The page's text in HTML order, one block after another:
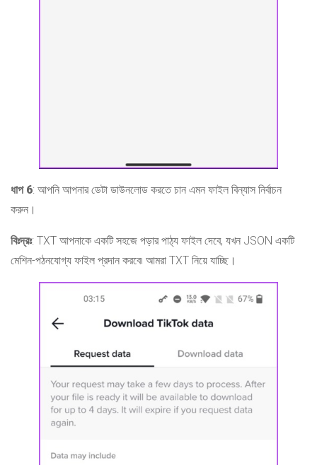
ধাপ 6: আপনি আপনার ডেটা ডাউনলোড করতে চান এমন ফাইল বিন্যাস নির্বাচন
করুন।
বিঃদ্রঃ: TXT আপনাকে একটি সহজে পড়ার পাঠ্য ফাইল দেবে, যখন JSON একটি
মেশিন-পঠনযোগ্য ফাইল প্রদান করবে৷ আমরা TXT নিয়ে যাচ্ছি।